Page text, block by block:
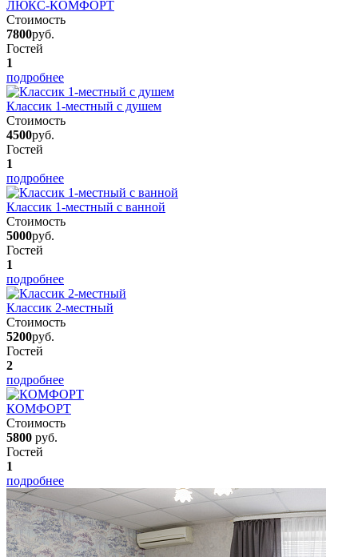
ЛЮКС-КОМФОРТ
Стоимость
7800руб.
Гостей
1
подробнее
Классик 1-местный с душем
Стоимость
4500руб.
Гостей
1
подробнее
Классик 1-местный с ванной
Стоимость
5000руб.
Гостей
1
подробнее
Классик 2-местный
Стоимость
5200руб.
Гостей
2
подробнее
КОМФОРТ
Стоимость
5800 руб.
Гостей
1
подробнее